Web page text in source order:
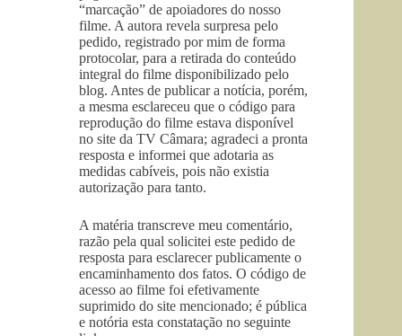
“marcação” de apoiadores do nosso
filme. A autora revela surpresa pelo
pedido, registrado por mim de forma
protocolar, para a retirada do conteúdo
integral do filme disponibilizado pelo
blog. Antes de publicar a notícia, porém,
a mesma esclareceu que o código para
reprodução do filme estava disponível
no site da TV Câmara; agradeci a pronta
resposta e informei que adotaria as
medidas cabíveis, pois não existia
autorização para tanto.
A matéria transcreve meu comentário,
razão pela qual solicitei este pedido de
resposta para esclarecer publicamente o
encaminhamento dos fatos. O código de
acesso ao filme foi efetivamente
suprimido do site mencionado; é pública
e notória esta constatação no seguinte